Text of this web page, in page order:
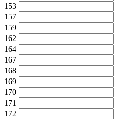
153
157
159
162
164
167
168
169
170
171
172